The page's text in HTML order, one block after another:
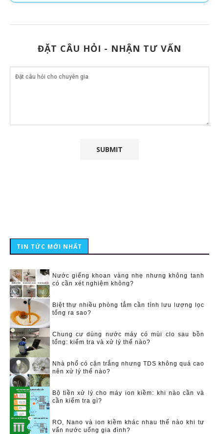
ĐẶT CÂU HỎI - NHẬN TƯ VẤN
TIN TỨC MỚI NHẤT
Nước giếng khoan vàng nhẹ nhưng không tanh
có cần xét nghiệm không?
Biệt thự nhiều phòng tắm cần tính lưu lượng lọc
tổng ra sao?
Chung cư dùng nước máy có mùi clo sau bồn
tổng: kiểm tra và xử lý thế nào?
Nhà phố có cặn trắng nhưng TDS không quá cao
nên xử lý thế nào?
Bộ tiền xử lý cho máy ion kiềm: khi nào cần và
cần kiểm tra gì?
RO, Nano và ion kiềm khác nhau thế nào khi tư
vấn nước uống gia đình?